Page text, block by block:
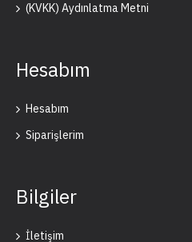
(KVKK) Aydınlatma Metni
Hesabım
Hesabım
Siparişlerim
Bilgiler
İletişim